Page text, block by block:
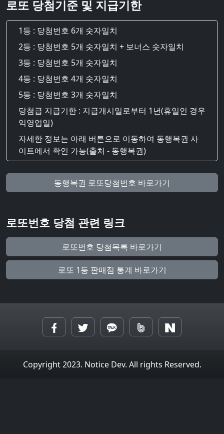
로또 당첨기준 및 지급기한
1등 : 당첨번호 6개 숫자일치
2등 : 당첨번호 5개 숫자일치 + 보너스 숫자일치
3등 : 당첨번호 5개 숫자일치
4등 : 당첨번호 4개 숫자일치
5등 : 당첨번호 3개 숫자일치
당첨급 지급기한 : 지급개시일로부터 1년(휴일인 경우
익영업일)
자세한 정보는 아래 버튼으로 이동하여 동행복권 사
이트에서 확인 가능(출처 - 동행복권)
동행복권 로또당첨번호 바로가기
로또번호 당첨 관련 링크
로또번호 당첨목록 바로가기
로또 1등 판매점 통계 바로가기
Copyright 2023. Notice Dev. All rights Reserved.